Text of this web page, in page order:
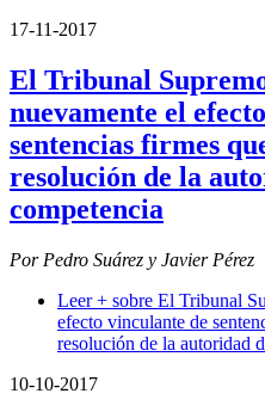
17-11-2017
El Tribunal
nuevamente el
sentencias firmes
resolución de la
competencia
Por Pedro Suárez y Javier Pérez
Leer + sobre El Tribunal
efecto vinculante de
resolución de la autoridad
10-10-2017